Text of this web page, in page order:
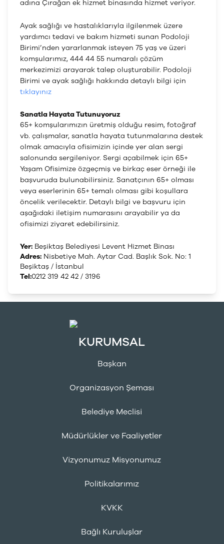
adına Çırağan ek hizmet binasında hizmet veriyor.
Ayak sağlığı ve hastalıklarıyla ilgilenmek üzere
yardımcı tedavi ve bakım hizmeti sunan Podoloji
Birimi’nden yararlanmak isteyen 75 yaş ve üzeri
komşularımız, 444 44 55 numaralı çözüm
merkezimizi arayarak talep oluşturabilir. Podoloji
Birimi ve ayak sağlığı hakkında detaylı bilgi için
tıklayınız
Sanatla Hayata Tutunuyoruz
65+ komşularımızın üretmiş olduğu resim, fotoğraf
vb. çalışmalar, sanatla hayata tutunmalarına destek
olmak amacıyla ofisimizin içinde yer alan sergi
salonunda sergileniyor. Sergi açabilmek için 65+
Yaşam Ofisimize özgeçmiş ve birkaç eser örneği ile
başvuruda bulunabilirsiniz. Sanatçının 65+ olması
veya eserlerinin 65+ temalı olması gibi koşullara
öncelik verilecektir. Detaylı bilgi ve başvuru için
aşağıdaki iletişim numarasını arayabilir ya da
ofisimizi ziyaret edebilirsiniz.
Yer: Beşiktaş Belediyesi Levent Hizmet Binası
Adres: Nisbetiye Mah. Aytar Cad. Başlık Sok. No: 1
Beşiktaş / İstanbul
Tel:0212 319 42 42 / 3196
KURUMSAL
Başkan
Organizasyon Şeması
Belediye Meclisi
Müdürlükler ve Faaliyetler
Vizyonumuz Misyonumuz
Politikalarımız
KVKK
Bağlı Kuruluşlar